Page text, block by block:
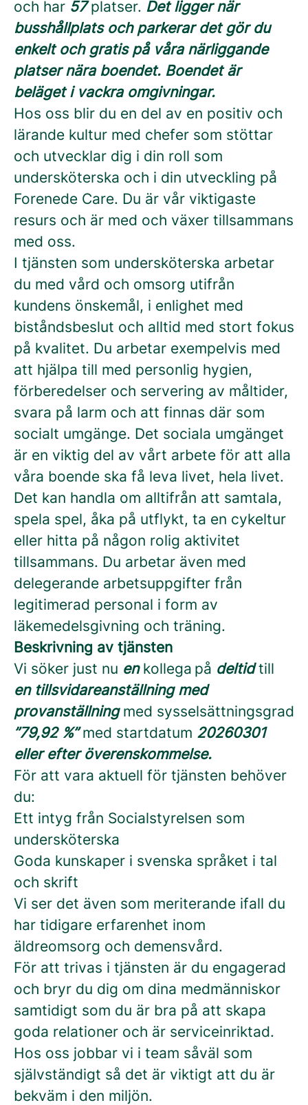
och har 57platser. Det ligger när
busshållplats och parkerar det gör du
enkelt och gratis på våra närliggande
platser nära boendet. Boendet är
beläget i vackra omgivningar.
Hos oss blir du en del av en positiv och
lärande kultur med chefer som stöttar
och utvecklar dig i din roll som
undersköterska och i din utveckling på
Forenede Care. Du är vår viktigaste
resurs och är med och växer tillsammans
med oss.
I tjänsten som undersköterska arbetar
du med vård och omsorg utifrån
kundens önskemål, i enlighet med
biståndsbeslut och alltid med stort fokus
på kvalitet. Du arbetar exempelvis med
att hjälpa till med personlig hygien,
förberedelser och servering av måltider,
svara på larm och att finnas där som
socialt umgänge. Det sociala umgänget
är en viktig del av vårt arbete för att alla
våra boende ska få leva livet, hela livet.
Det kan handla om alltifrån att samtala,
spela spel, åka på utflykt, ta en cykeltur
eller hitta på någon rolig aktivitet
tillsammans. Du arbetar även med
delegerande arbetsuppgifter från
legitimerad personal i form av
läkemedelsgivning och träning.
Beskrivning av tjänsten
Vi söker just nu enkollega på deltidtill
en tillsvidareanställning med
provanställningmed sysselsättningsgrad
”79,92 %”med startdatum 20260301
eller efter överenskommelse.
För att vara aktuell för tjänsten behöver
du:
Ett intyg från Socialstyrelsen som
undersköterska
Goda kunskaper i svenska språket i tal
och skrift
Vi ser det även som meriterande ifall du
har tidigare erfarenhet inom
äldreomsorg och demensvård.
För att trivas i tjänsten är du engagerad
och bryr du dig om dina medmänniskor
samtidigt som du är bra på att skapa
goda relationer och är serviceinriktad.
Hos oss jobbar vi i team såväl som
självständigt så det är viktigt att du är
bekväm i den miljön.